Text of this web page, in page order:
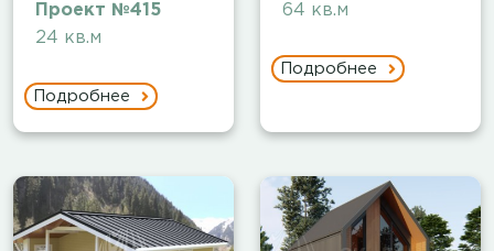
Проект №415
24 кв.м
Подробнее
64 кв.м
Подробнее